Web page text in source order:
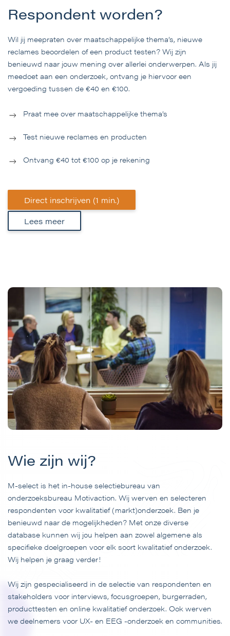
Respondent worden?
Wil jij meepraten over maatschappelijke thema’s, nieuwe
reclames beoordelen of een product testen? Wij zijn
benieuwd naar jouw mening over allerlei onderwerpen. Als jij
meedoet aan een onderzoek, ontvang je hiervoor een
vergoeding tussen de €40 en €100.
Praat mee over maatschappelijke thema’s
Test nieuwe reclames en producten
Ontvang €40 tot €100 op je rekening
Direct inschrijven (1 min.)
Lees meer
Wie zijn wij?
M-select is het in-house selectiebureau van
onderzoeksbureau Motivaction. Wij werven en selecteren
respondenten voor kwalitatief (markt)onderzoek. Ben je
benieuwd naar de mogelijkheden? Met onze diverse
database kunnen wij jou helpen aan zowel algemene als
specifieke doelgroepen voor elk soort kwalitatief onderzoek.
Wij helpen je graag verder!
Wij zijn gespecialiseerd in de selectie van respondenten en
stakeholders voor interviews, focusgroepen, burgerraden,
producttesten en online kwalitatief onderzoek. Ook werven
we deelnemers voor UX- en EEG -onderzoek en communities.